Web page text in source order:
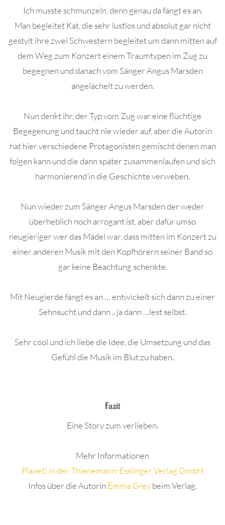
Ich musste schmunzeln, denn genau da fängt es an.
Man begleitet Kat, die sehr lustlos und absolut gar nicht
gestylt ihre zwei Schwestern begleitet um dann mitten auf
dem Weg zum Konzert einem Traumtypen im Zug zu
begegnen und danach vom Sänger Angus Marsden
angelächelt zu werden.
Nun denkt ihr, der Typ vom Zug war eine flüchtige
Begegenung und taucht nie wieder auf, aber die Autorin
hat hier verschiedene Protagonisten gemischt denen man
folgen kann und die dann später zusammenlaufen und sich
harmonierend in die Geschichte verweben.
Nun wieder zum Sänger Angus Marsden der weder
überheblich noch arrogant ist, aber dafür umso
neugieriger wer das Mädel war, dass mitten im Konzert zu
einer anderen Musik mit den Kopfhörern seiner Band so
gar keine Beachtung schenkte.
Mit Neugierde fängt es an … entwickelt sich dann zu einer
Sehnsucht und dann .. ja dann …lest selbst.
Sehr cool und ich liebe die Idee, die Umsetzung und das
Gefühl die Musik im Blut zu haben.
Fazit
Eine Story zum verlieben.
Mehr Informationen
Planet! in der Thienemann-Esslinger Verlag GmbH
Infos über die Autorin Emma Greybeim Verlag.